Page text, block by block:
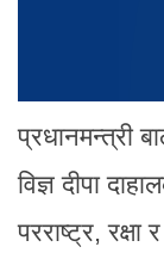
प्रधानमन्त्री
विज्ञ दीपा
परराष्ट्र,